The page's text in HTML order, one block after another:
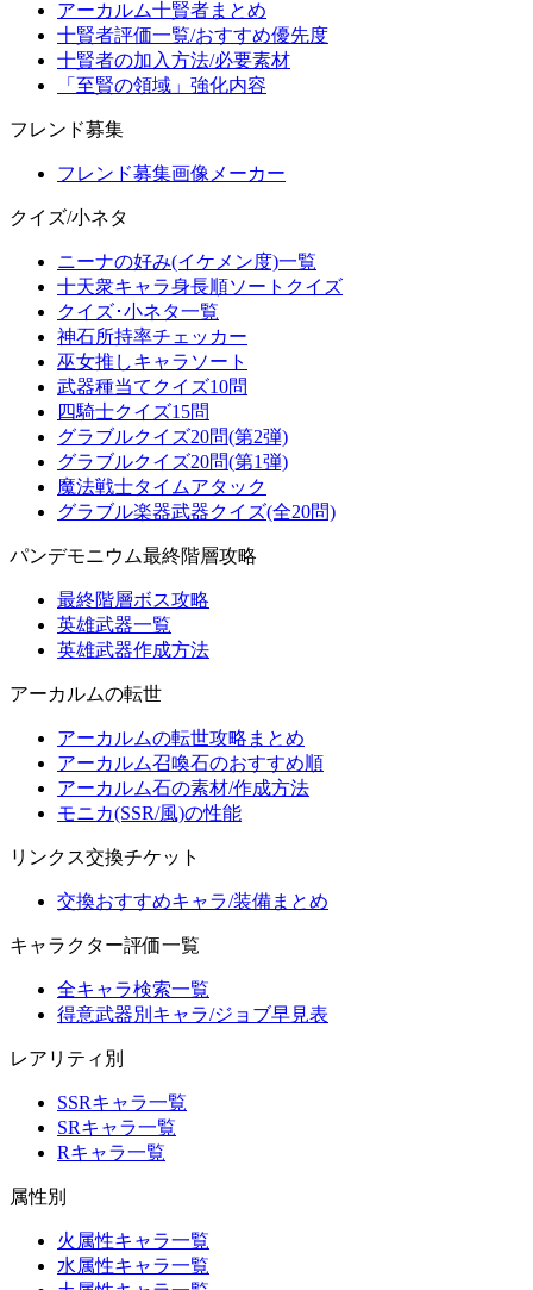
アーカルム十賢者まとめ
十賢者評価一覧/おすすめ優先度
十賢者の加入方法/必要素材
「至賢の領域」強化内容
フレンド募集
フレンド募集画像メーカー
クイズ/小ネタ
ニーナの好み(イケメン度)一覧
十天衆キャラ身長順ソートクイズ
クイズ･小ネタ一覧
神石所持率チェッカー
巫女推しキャラソート
武器種当てクイズ10問
四騎士クイズ15問
グラブルクイズ20問(第2弾)
グラブルクイズ20問(第1弾)
魔法戦士タイムアタック
グラブル楽器武器クイズ(全20問)
パンデモニウム最終階層攻略
最終階層ボス攻略
英雄武器一覧
英雄武器作成方法
アーカルムの転世
アーカルムの転世攻略まとめ
アーカルム召喚石のおすすめ順
アーカルム石の素材/作成方法
モニカ(SSR/風)の性能
リンクス交換チケット
交換おすすめキャラ/装備まとめ
キャラクター評価一覧
全キャラ検索一覧
得意武器別キャラ/ジョブ早見表
レアリティ別
SSRキャラ一覧
SRキャラ一覧
Rキャラ一覧
属性別
火属性キャラ一覧
水属性キャラ一覧